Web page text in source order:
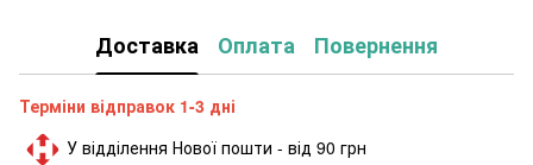
Доставка Оплата Повернення
Терміни відправок 1-3 дні
У відділення Нової пошти - від 90 грн